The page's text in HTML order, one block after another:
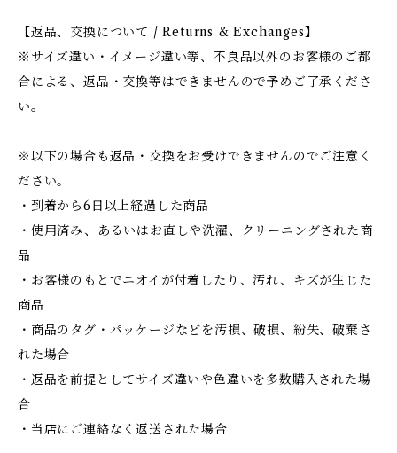
【返品、交換について / Returns & Exchanges】
※サイズ違い・イメージ違い等、不良品以外のお客様のご都
合による、返品・交換等はできませんので予めご了承くださ
い。
※以下の場合も返品・交換をお受けできませんのでご注意く
ださい。
・到着から6日以上経過した商品
・使用済み、あるいはお直しや洗濯、クリーニングされた商
品
・お客様のもとでニオイが付着したり、汚れ、キズが生じた
商品
・商品のタグ・パッケージなどを汚損、破損、紛失、破棄さ
れた場合
・返品を前提としてサイズ違いや色違いを多数購入された場
合
・当店にご連絡なく返送された場合